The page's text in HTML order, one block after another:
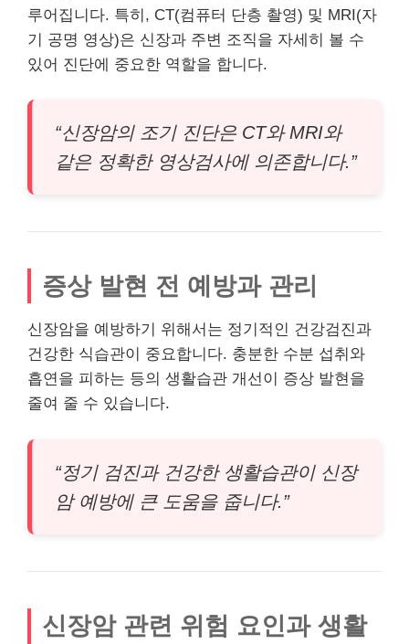
루어집니다. 특히, CT(컴퓨터 단층 촬영) 및 MRI(자
기 공명 영상)은 신장과 주변 조직을 자세히 볼 수
있어 진단에 중요한 역할을 합니다.
“신장암의 조기 진단은 CT와 MRI와
같은 정확한 영상검사에 의존합니다.”
증상 발현 전 예방과 관리
신장암을 예방하기 위해서는 정기적인 건강검진과
건강한 식습관이 중요합니다. 충분한 수분 섭취와
흡연을 피하는 등의 생활습관 개선이 증상 발현을
줄여 줄 수 있습니다.
“정기 검진과 건강한 생활습관이 신장
암 예방에 큰 도움을 줍니다.”
신장암 관련 위험 요인과 생활